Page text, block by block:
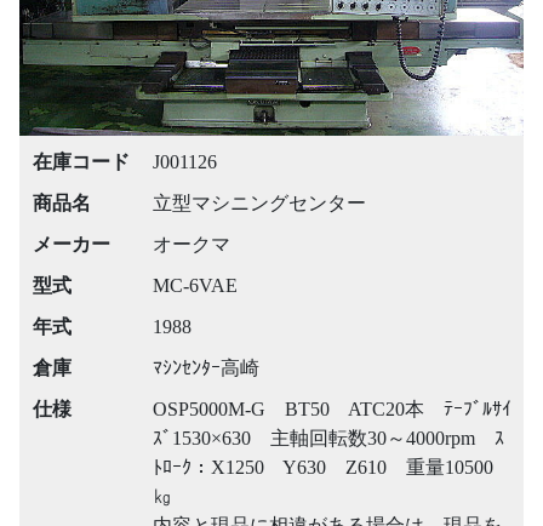
在庫コード
J001126
商品名
立型マシニングセンター
メーカー
オークマ
型式
MC-6VAE
年式
1988
倉庫
ﾏｼﾝｾﾝﾀｰ高崎
仕様
OSP5000M-G BT50 ATC20本 ﾃｰﾌﾞﾙｻｲ
ｽﾞ1530×630 主軸回転数30～4000rpm ｽ
ﾄﾛｰｸ：X1250 Y630 Z610 重量10500
㎏